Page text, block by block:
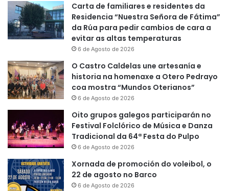
Carta de familiares e residentes da
Residencia “Nuestra Señora de Fátima”
da Rúa para pedir cambios de cara a
evitar as altas temperaturas
6 de Agosto de 2026
O Castro Caldelas une artesanía e
historia na homenaxe a Otero Pedrayo
coa mostra “Mundos Oterianos”
6 de Agosto de 2026
Oito grupos galegos participarán no
Festival Folclórico de Música e Danza
Tradicional da 64ª Festa do Pulpo
6 de Agosto de 2026
Xornada de promoción do voleibol, o
22 de agosto no Barco
6 de Agosto de 2026